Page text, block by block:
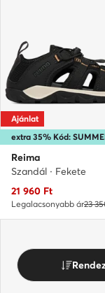
extra 35% Kód:
Ajánlat
Reima
Szandál · Fekete
Aktuális ár
21 960 Ft
Legalacsonyabb ár23